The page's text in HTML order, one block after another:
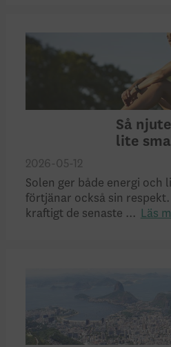
Så
lite
2026-05-12
Solen ger både energi och
förtjänar också sin
kraftigt de senaste ...
Läs